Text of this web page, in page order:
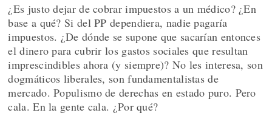
¿Es justo dejar de cobrar impuestos a un médico? ¿En
base a qué? Si del PP dependiera, nadie pagaría
impuestos. ¿De dónde se supone que sacarían entonces
el dinero para cubrir los gastos sociales que resultan
imprescindibles ahora (y siempre)? No les interesa, son
dogmáticos liberales, son fundamentalistas de
mercado. Populismo de derechas en estado puro. Pero
cala. En la gente cala. ¿Por qué?